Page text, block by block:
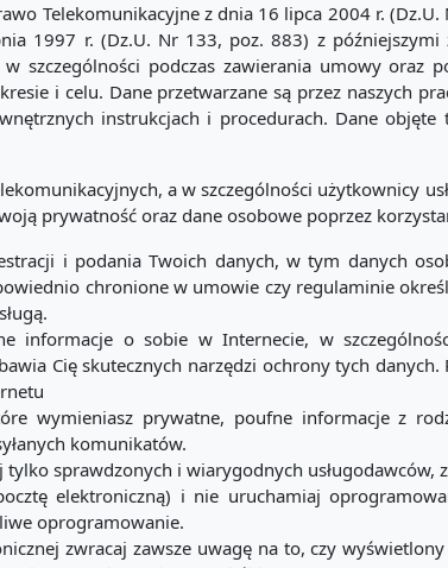
Telekomunikacyjne z dnia 16 lipca 2004 r.
1997 r. (Dz.U. Nr 133, poz. 883) z
szczególności podczas zawierania umowy oraz
i celu. Dane przetwarzane są przez naszych
instrukcjach i procedurach. Dane objęte
a w szczególności użytkownicy
prywatność oraz dane osobowe poprzez
i podania Twoich danych, w tym danych
chronione w umowie czy regulaminie
informacje o sobie w Internecie, w
Cię skutecznych narzędzi ochrony tych
wymieniasz prywatne, poufne informacje z
komunikatów.
sprawdzonych i wiarygodnych usługodawców,
elektroniczną) i nie uruchamiaj
oprogramowanie.
zwracaj zawsze uwagę na to, czy